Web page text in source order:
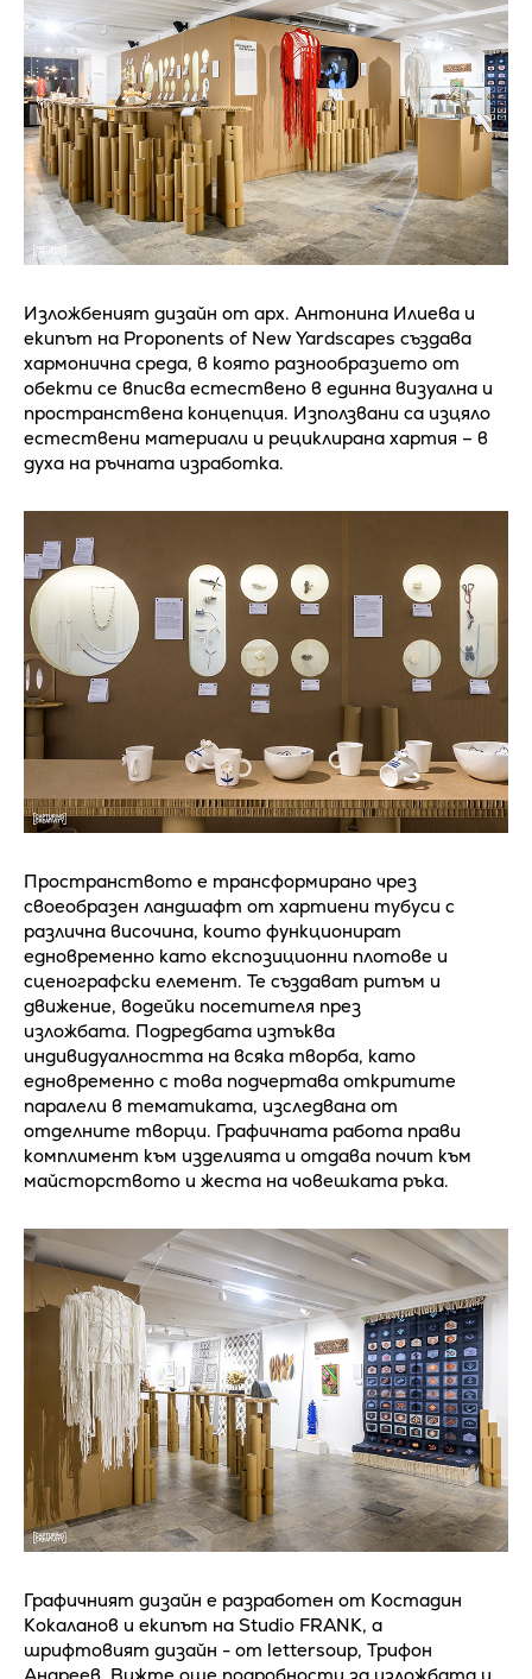
Изложбеният дизайн от арх. Антонина Илиева и
екипът на Proponents of New Yardscapes създава
хармонична среда, в която разнообразието от
обекти се вписва естествено в единна визуална и
пространствена концепция. Използвани са изцяло
естествени материали и рециклирана хартия – в
духа на ръчната изработка.
Пространството е трансформирано чрез
своеобразен ландшафт от хартиени тубуси с
различна височина, които функционират
едновременно като експозиционни плотове и
сценографски елемент. Те създават ритъм и
движение, водейки посетителя през
изложбата. Подредбата изтъква
индивидуалността на всяка творба, като
едновременно с това подчертава откритите
паралели в тематиката, изследвана от
отделните творци. Графичната работа прави
комплимент към изделията и отдава почит към
майсторството и жеста на човешката ръка.
Графичният дизайн е разработен от Костадин
Кокаланов и екипът на Studio FRANK, а
шрифтовият дизайн - от lettersoup, Трифон
Андреев. Вижте още подробности за изложбата и